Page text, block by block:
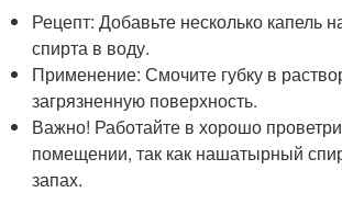
Рецепт: Добавьте несколько капель
спирта в воду.
Применение: Смочите губку в
загрязненную поверхность.
Важно! Работайте в хорошо
помещении, так как нашатырный
запах.